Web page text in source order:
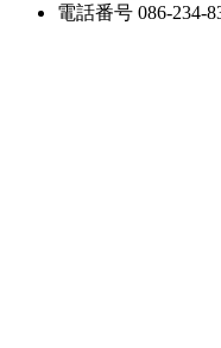
電話番号 086-234-